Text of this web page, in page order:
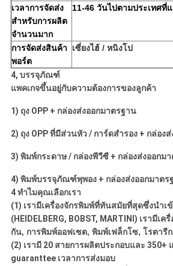
เวลาการจัดส่ง
สำหรับการผลิต
จำนวนมาก
11-46 วันไปตามประเทศที่
การจัดส่งสินค้า
พอร์ต
เซี่ยงไฮ้ / หนิงโป
4, บรรจุภัณฑ์
แพคเกจขึ้นอยู่กับความต้องการของลูกค้า
1) ถุง OPP + กล่องส่งออกมาตรฐาน
2) ถุง OPP ที่มีส่วนหัว / การ์ดสำรอง + กล่อง
3) พิมพ์กระดาษ / กล่องพีวีซี + กล่องส่งออกม
4) พิมพ์บรรจุภัณฑ์พุพอง + กล่องส่งออกมาตร
4 ทำไมคุณเลือกเรา
(1) เรามีเครื่องจักรพิมพ์ที่ทันสมัยที่สุดซึ่งนำเ
(HEIDELBERG, BOBST, MARTINI) เรามีเค
กัน, การพิมพ์ออฟเซต, พิมพ์เฟล็กโซ, โรตา
(2) เรามี 20 สายการผลิตประกอบและ 350+
guaranttee เวลาการส่งมอบ